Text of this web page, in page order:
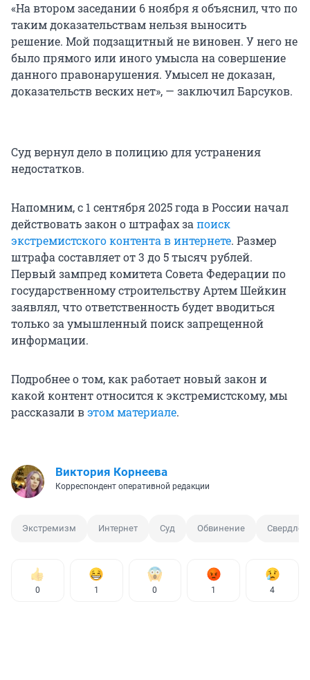
«На втором заседании 6 ноября я объяснил, что по
таким доказательствам нельзя выносить
решение. Мой подзащитный не виновен. У него не
было прямого или иного умысла на совершение
данного правонарушения. Умысел не доказан,
доказательств веских нет», — заключил Барсуков.
Суд вернул дело в полицию для устранения
недостатков.
Напомним, с 1 сентября 2025 года в России начал
действовать закон о штрафах запоиск
экстремистского контента в интернете. Размер
штрафа составляет от 3 до 5 тысяч рублей.
Первый зампред комитета Совета Федерации по
государственному строительству Артем Шейкин
заявлял, что ответственность будет вводиться
только за умышленный поиск запрещенной
информации.
Подробнее о том, как работает новый закон и
какой контент относится к экстремистскому, мы
рассказали вэтом материале.
Виктория Корнеева
Корреспондент оперативной редакции
Экстремизм Интернет Суд Обвинение
0 1 0 1 4